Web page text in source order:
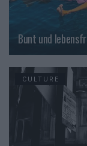
Bunt und
CULTURE